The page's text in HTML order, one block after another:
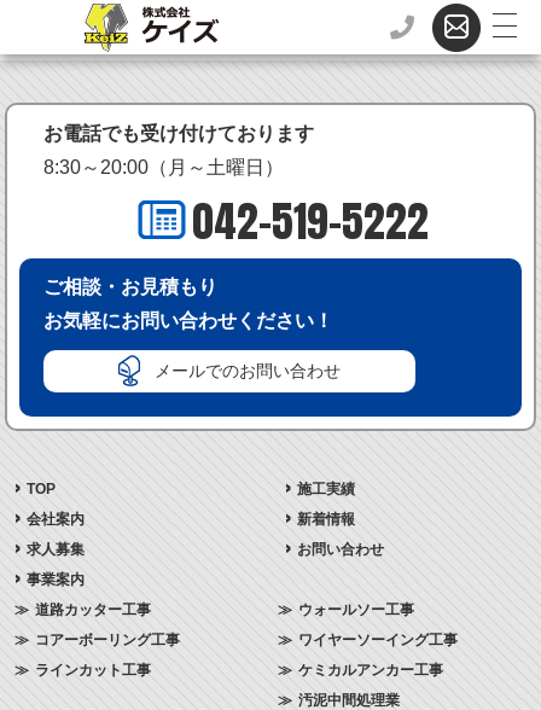
お電話でも受け付けております
8:30～20:00（月～土曜日）
042-519-5222
ご相談・お見積もり
お気軽にお問い合わせください！
メールでのお問い合わせ
TOP
施工実績
会社案内
新着情報
事業案内
道路カッター工事
コアーボーリング工事
ラインカット工事
ウォールソー工事
ワイヤーソーイング工事
ケミカルアンカー工事
汚泥中間処理業
求人募集 お問い合わせ